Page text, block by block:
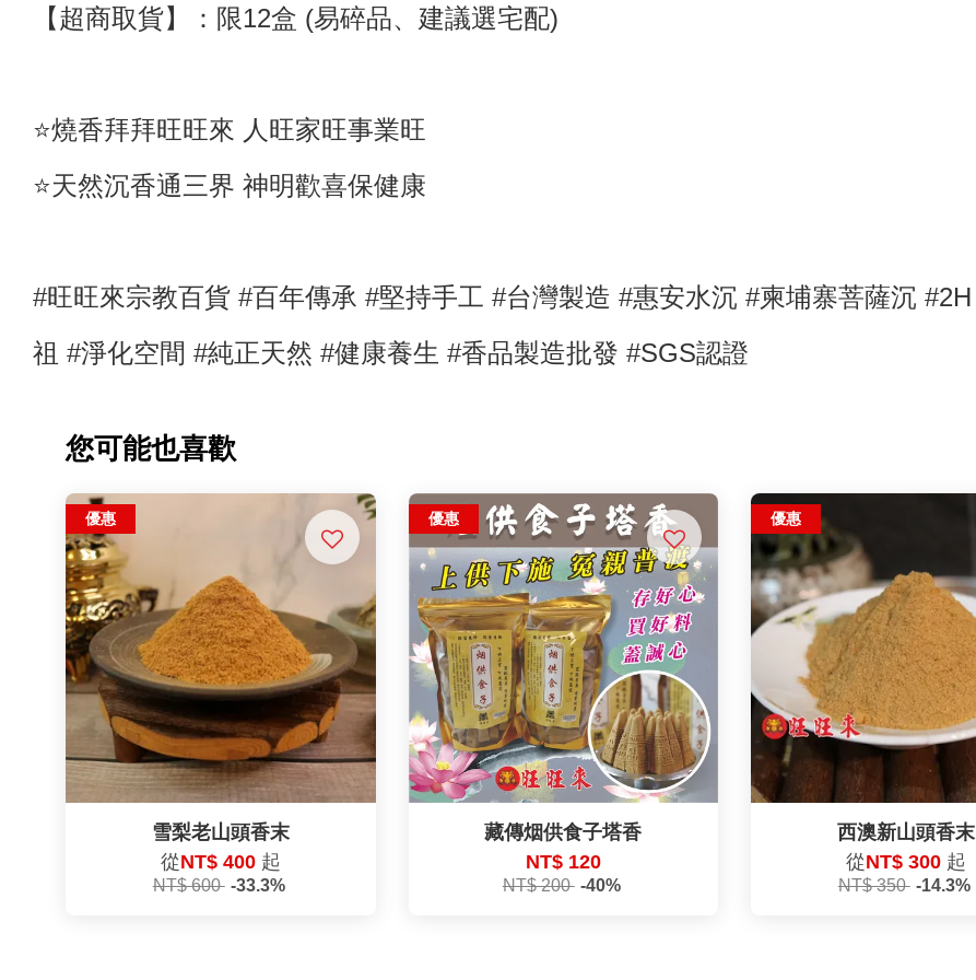
【超商取貨】 ：限12盒 (易碎品、建議選宅配)
⭐️燒香拜拜旺旺來 人旺家旺事業旺
⭐️天然沉香通三界 神明歡喜保健康
#旺旺來宗教百貨 #百年傳承 #堅持手工 #台灣製造 #惠安水沉 #柬埔寨菩薩沉 #2H
祖 #淨化空間 #純正天然 #健康養生 #香品製造批發 #SGS認證
您可能也喜歡
優惠
雪梨老山頭香末
從NT$ 400 起
NT$ 600 -33.3%
優惠
藏傳烟供食子塔香
NT$ 120
NT$ 200 -40%
優惠
西澳新山頭香末
從NT$ 300 起
NT$ 350 -14.3%